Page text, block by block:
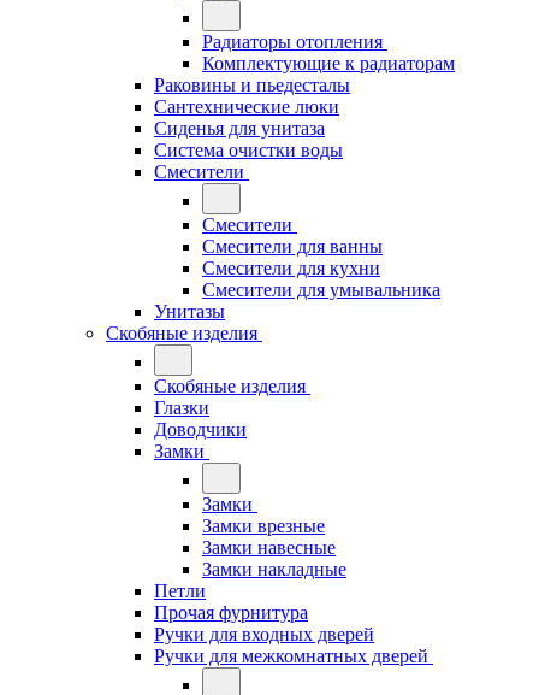
Радиаторы отопления
Комплектующие к радиаторам
Раковины и пьедесталы
Сантехнические люки
Сиденья для унитаза
Система очистки воды
Смесители
Смесители
Смесители для ванны
Смесители для кухни
Смесители для умывальника
Унитазы
Скобяные изделия
Скобяные изделия
Глазки
Доводчики
Замки
Замки
Замки врезные
Замки навесные
Замки накладные
Петли
Прочая фурнитура
Ручки для входных дверей
Ручки для межкомнатных дверей